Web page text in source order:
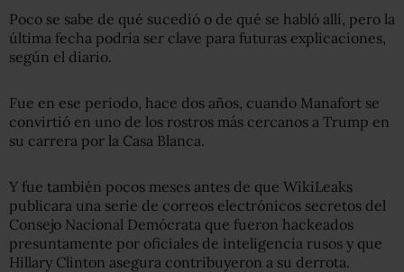
Poco se sabe de qué sucedió o de qué se habló allí, pero la
última fecha podría ser clave para futuras explicaciones,
según el diario.
Fue en ese periodo, hace dos años, cuando Manafort se
convirtió en uno de los rostros más cercanos a Trump en
su carrera por la Casa Blanca.
Y fue también pocos meses antes de que WikiLeaks
publicara una serie de correos electrónicos secretos del
Consejo Nacional Demócrata que fueron hackeados
presuntamente por oficiales de inteligencia rusos y que
Hillary Clinton asegura contribuyeron a su derrota.